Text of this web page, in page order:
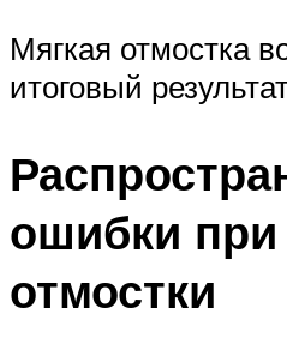
Мягкая отмостка
итоговый
ошибки
отмостки